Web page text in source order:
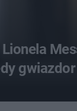
Lionela